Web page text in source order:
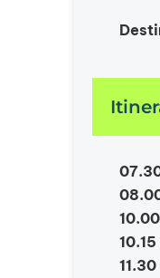
10.00
10.15
11.30